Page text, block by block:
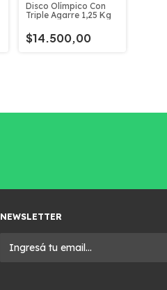
Disco Olímpico Con
Triple Agarre 1,25 Kg
$14.500,00
NEWSLETTER